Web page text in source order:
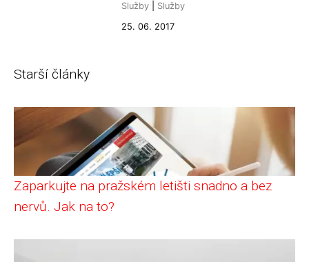
Služby
Služby
25. 06. 2017
Starší články
Zaparkujte na pražském letišti snadno a bez
nervů. Jak na to?